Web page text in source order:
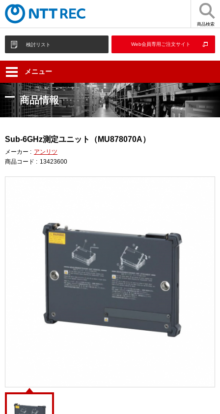
商品検索
検討リスト Web会員専用ご注文サイト
メニュー
商品情報
Sub-6GHz測定ユニット（MU878070A）
メーカー : アンリツ
商品コード : 13423600